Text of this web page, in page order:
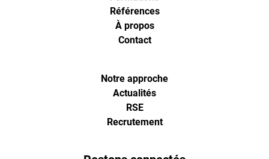
et
pour
Références
À propos
Contact
Notre approche
Actualités
RSE
Recrutement